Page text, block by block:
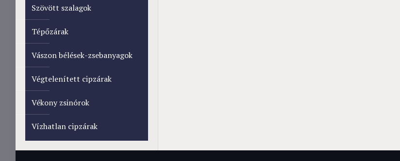
Szövött szalagok
Tépőzárak
Vászon bélések-zsebanyagok
Végtelenített cipzárak
Vékony zsinórok
Vízhatlan cipzárak